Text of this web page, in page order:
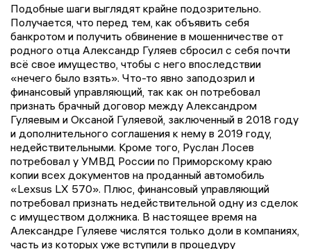
Подобные шаги выглядят крайне подозрительно.
Получается, что перед тем, как объявить себя
банкротом и получить обвинение в мошенничестве от
родного отца Александр Гуляев сбросил с себя почти
всё свое имущество, чтобы с него впоследствии
«нечего было взять». Что-то явно заподозрил и
финансовый управляющий, так как он потребовал
признать брачный договор между Александром
Гуляевым и Оксаной Гуляевой, заключенный в 2018 году
и дополнительного соглашения к нему в 2019 году,
недействительными. Кроме того, Руслан Лосев
потребовал у УМВД России по Приморскому краю
копии всех документов на проданный автомобиль
«Lexsus LX 570». Плюс, финансовый управляющий
потребовал признать недействительной одну из сделок
с имуществом должника. В настоящее время на
Александре Гуляеве числятся только доли в компаниях,
часть из которых уже вступили в процедуру